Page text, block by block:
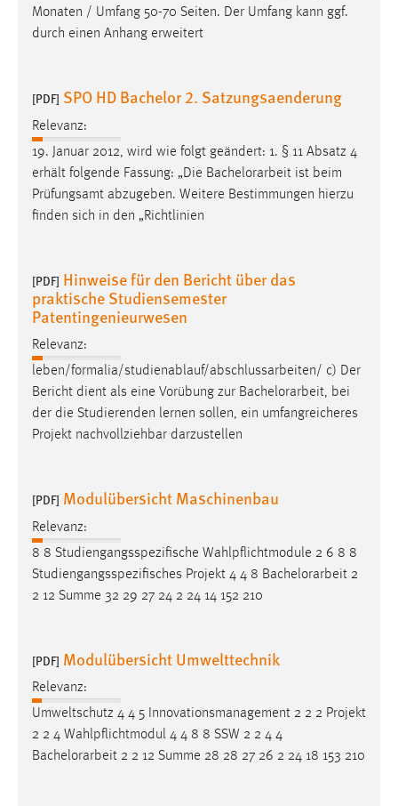
Monaten / Umfang 50-70 Seiten. Der Umfang kann ggf.
durch einen Anhang erweitert
[PDF] SPO HD Bachelor 2. Satzungsaenderung
Relevanz:
19. Januar 2012, wird wie folgt geändert: 1. § 11 Absatz 4
erhält folgende Fassung: „Die Bachelorarbeit ist beim
Prüfungsamt abzugeben. Weitere Bestimmungen hierzu
finden sich in den „Richtlinien
[PDF] Hinweise für den Bericht über das
praktische Studiensemester
Patentingenieurwesen
Relevanz:
leben/formalia/studienablauf/abschlussarbeiten/ c) Der
Bericht dient als eine Vorübung zur Bachelorarbeit, bei
der die Studierenden lernen sollen, ein umfangreicheres
Projekt nachvollziehbar darzustellen
[PDF] Modulübersicht Maschinenbau
Relevanz:
8 8 Studiengangsspezifische Wahlpflichtmodule 2 6 8 8
Studiengangsspezifisches Projekt 4 4 8 Bachelorarbeit 2
2 12 Summe 32 29 27 24 2 24 14 152 210
[PDF] Modulübersicht Umwelttechnik
Relevanz:
Umweltschutz 4 4 5 Innovationsmanagement 2 2 2 Projekt
2 2 4 Wahlpflichtmodul 4 4 8 8 SSW 2 2 4 4
Bachelorarbeit 2 2 12 Summe 28 28 27 26 2 24 18 153 210